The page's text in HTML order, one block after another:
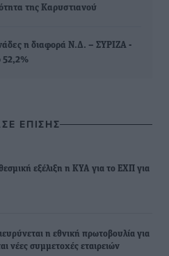
της Καρυστιανού
η διαφορά Ν.Δ. – ΣΥΡΙΖΑ -
52,2%
ΕΠΙΣΗΣ
εξέλιξη η ΚΥΑ για το ΕΧΠ για
η εθνική πρωτοβουλία για
νέες συμμετοχές εταιρειών